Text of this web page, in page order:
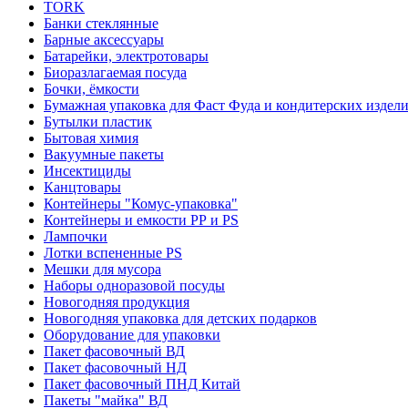
TORK
Банки стеклянные
Барные аксессуары
Батарейки, электротовары
Биоразлагаемая посуда
Бочки, ёмкости
Бумажная упаковка для Фаст Фуда и кондитерских
Бутылки пластик
Бытовая химия
Вакуумные пакеты
Инсектициды
Канцтовары
Контейнеры "Комус-упаковка"
Контейнеры и емкости РР и PS
Лампочки
Лотки вспененные PS
Мешки для мусора
Наборы одноразовой посуды
Новогодняя продукция
Новогодняя упаковка для детских подарков
Оборудование для упаковки
Пакет фасовочный ВД
Пакет фасовочный НД
Пакет фасовочный ПНД Китай
Пакеты "майка" ВД